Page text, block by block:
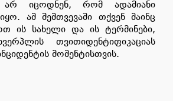
არ იცოდნენ, რომ ადამიანი
ამ შემთვევაში თქვენ მაინც
ის სახელი და ის ტერმინები,
თვითიდენტიფიკაციას
მომენტისთვის.